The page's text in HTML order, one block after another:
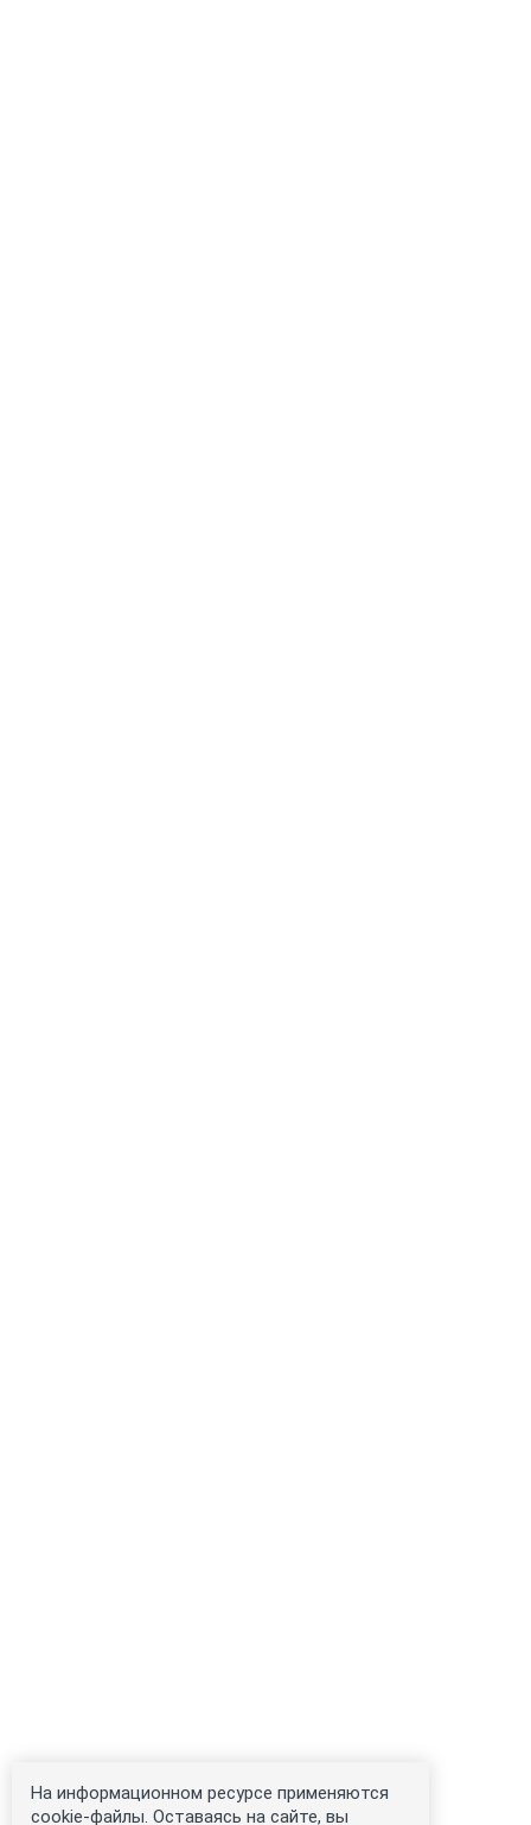
На информационном ресурсе применяются
cookie-файлы. Оставаясь на сайте, вы